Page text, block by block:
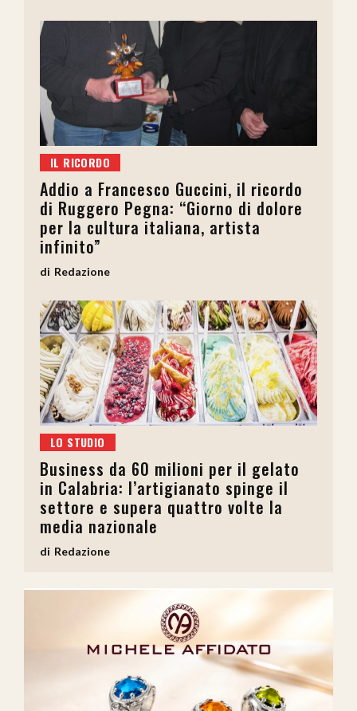
IL RICORDO
Addio a Francesco Guccini, il ricordo
di Ruggero Pegna: “Giorno di dolore
per la cultura italiana, artista
infinito”
Redazione
LO STUDIO
Business da 60 milioni per il gelato
in Calabria: l’artigianato spinge il
settore e supera quattro volte la
media nazionale
Redazione